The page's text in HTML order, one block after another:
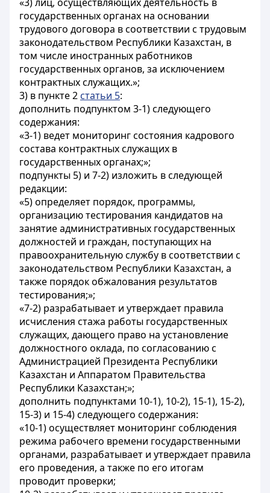
государственных органах на основании
трудового договора в соответствии с трудовым
законодательством Республики Казахстан, в
том числе иностранных работников
государственных органов, за исключением
контрактных служащих.»;
3) в пункте 2 статьи 5:
дополнить подпунктом 3-1) следующего
содержания:
«3-1) ведет мониторинг состояния кадрового
состава контрактных служащих в
государственных органах;»;
подпункты 5) и 7-2) изложить в следующей
редакции:
«5) определяет порядок, программы,
организацию тестирования кандидатов на
занятие административных государственных
должностей и граждан, поступающих на
правоохранительную службу в соответствии с
законодательством Республики Казахстан, а
также порядок обжалования результатов
тестирования;»;
«7-2) разрабатывает и утверждает правила
исчисления стажа работы государственных
служащих, дающего право на установление
должностного оклада, по согласованию с
Администрацией Президента Республики
Казахстан и Аппаратом Правительства
Республики Казахстан;»;
дополнить подпунктами 10-1), 10-2), 15-1), 15-2),
15-3) и 15-4) следующего содержания:
«10-1) осуществляет мониторинг соблюдения
режима рабочего времени государственными
органами, разрабатывает и утверждает правила
его проведения, а также по его итогам
проводит проверки;